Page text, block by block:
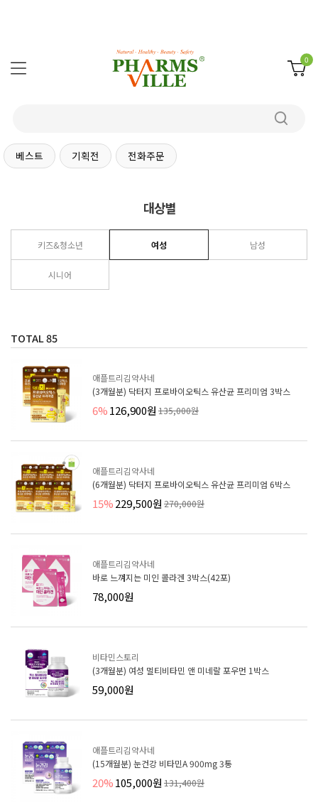
0
베스트 기획전 전화주문
대상별
키즈&청소년 여성 남성
시니어
TOTAL85
애플트리김약사네
(3개월분) 닥터지 프로바이오틱스 유산균 프리미엄 3박스
6%126,900원 135,000원
애플트리김약사네
(6개월분) 닥터지 프로바이오틱스 유산균 프리미엄 6박스
15%229,500원 270,000원
애플트리김약사네
바로 느껴지는 미인 콜라겐 3박스(42포)
78,000원
비타민스토리
(3개월분) 여성 멀티비타민 앤 미네랄 포우먼 1박스
59,000원
애플트리김약사네
(15개월분) 눈건강 비타민A 900mg 3통
20%105,000원 131,400원